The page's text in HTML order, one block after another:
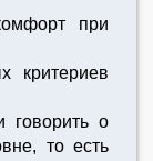
при
критериев
говорить о
то есть